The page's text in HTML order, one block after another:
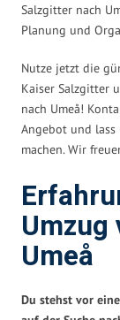
Salzgitter nach
Planung und
Nutze jetzt die
Kaiser Salzgitter
nach Umeå!
Angebot und lass
machen. Wir
Umzug
Umeå
Du stehst vor